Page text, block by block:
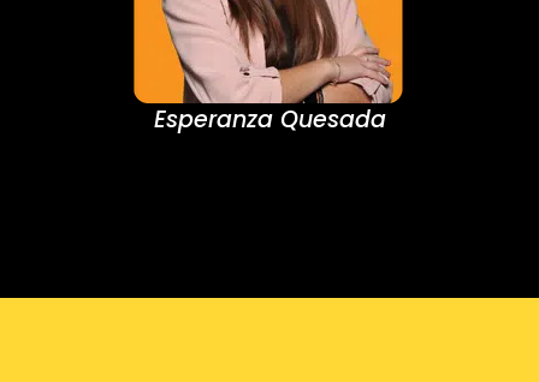
Esperanza Quesada